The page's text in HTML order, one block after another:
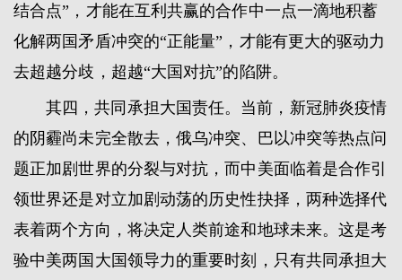
结合点”，才能在互利共赢的合作中一点一滴地积蓄
化解两国矛盾冲突的“正能量”，才能有更大的驱动力
去超越分歧，超越“大国对抗”的陷阱。
其四，共同承担大国责任。当前，新冠肺炎疫情
的阴霾尚未完全散去，俄乌冲突、巴以冲突等热点问
题正加剧世界的分裂与对抗，而中美面临着是合作引
领世界还是对立加剧动荡的历史性抉择，两种选择代
表着两个方向，将决定人类前途和地球未来。这是考
验中美两国大国领导力的重要时刻，只有共同承担大